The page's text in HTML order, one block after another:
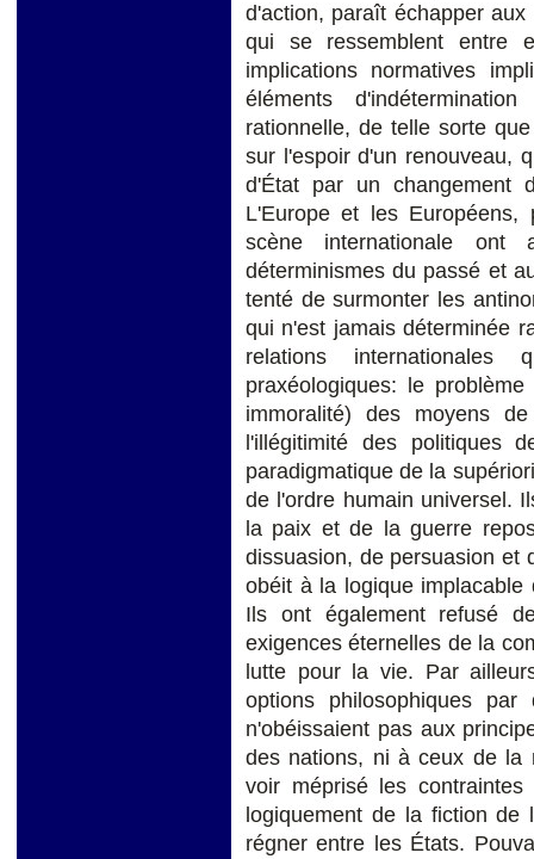
d'action, paraît échapper
qui se ressemblent entre
implications normatives
éléments
rationnelle, de telle sorte
sur l'espoir d'un renouveau,
d'État par un changement
L'Europe et les
scène internationale
déterminismes du passé et
tenté de surmonter les
qui n'est jamais déterminée
relations
praxéologiques: le
immoralité) des moyens
l'illégitimité des politiques
paradigmatique de la
de l'ordre humain universel.
la paix et de la guerre
dissuasion, de persuasion et
obéit à la logique
Ils ont également refusé
exigences éternelles de la
lutte pour la vie. Par
options philosophiques
n'obéissaient pas aux
des nations, ni à ceux de la
voir méprisé les
logiquement de la fiction
régner entre les États.